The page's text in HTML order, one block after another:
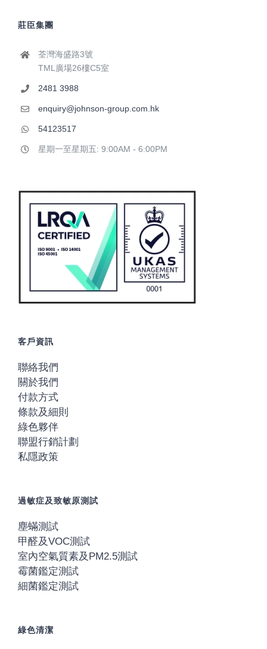
莊臣集團
荃灣海盛路3號
TML廣場26樓C5室
2481 3988
enquiry@johnson-group.com.hk
54123517
星期一至星期五: 9:00AM - 6:00PM
客戶資訊
聯絡我們
關於我們
付款方式
條款及細則
綠色夥伴
聯盟行銷計劃
私隱政策
過敏症及致敏原測試
塵蟎測試
甲醛及VOC測試
室內空氣質素及PM2.5測試
霉菌鑑定測試
細菌鑑定測試
綠色清潔